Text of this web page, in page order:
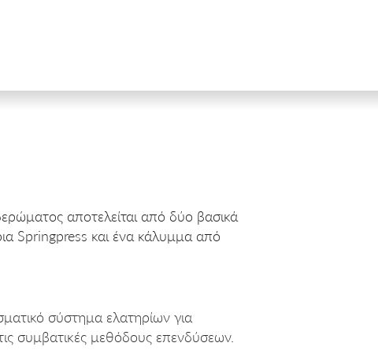
αποτελείται από δύο βασικά
Springpress και ένα κάλυμμα από
σύστημα ελατηρίων για
συμβατικές μεθόδους επενδύσεων.